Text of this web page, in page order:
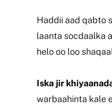
Haddii aad qabto
laanta socdaalka
helo oo loo
Iska jir
warbaahinta kale